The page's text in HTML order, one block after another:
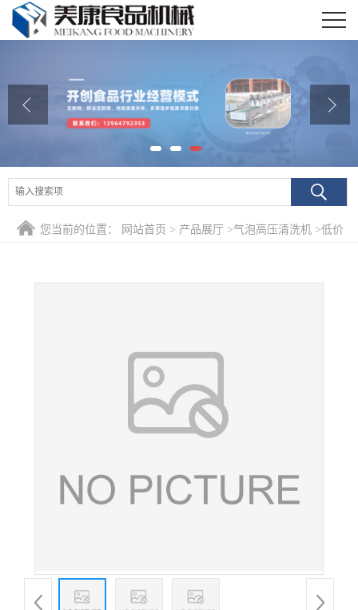
公司介绍
公司动态
产品展厅
联系我们
您当前的位置： 网站首页 > 产品展厅 >气泡高压清洗机 >低价